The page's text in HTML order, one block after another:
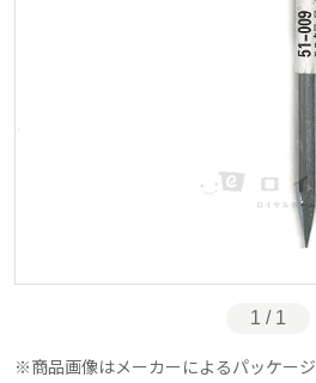
1 / 1
商品画像はメーカーによるパッケー